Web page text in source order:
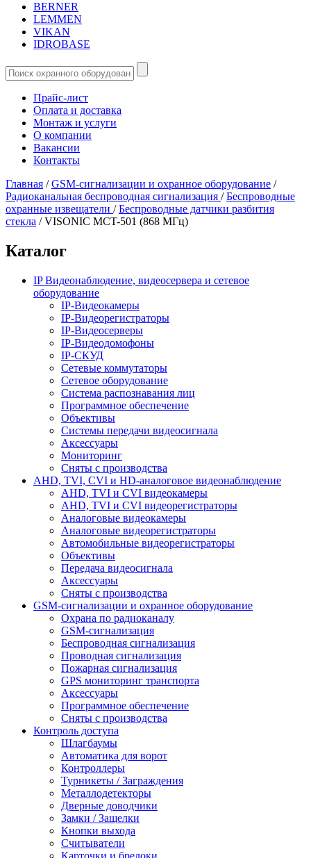
BERNER
LEMMEN
VIKAN
IDROBASE
Прайс-лист
Оплата и доставка
Монтаж и услуги
О компании
Вакансии
Контакты
Главная /GSM-сигнализации и охранное оборудование /
Радиоканальная беспроводная сигнализация /Беспроводные
охранные извещатели /Беспроводные датчики разбития
стекла /VISONIC MCT-501 (868 МГц)
Каталог
IP Видеонаблюдение, видеосервера и сетевое
оборудование
IP-Видеокамеры
IP-Видеорегистраторы
IP-Видеосерверы
IP-Видеодомофоны
IP-СКУД
Сетевые коммутаторы
Сетевое оборудование
Система распознавания лиц
Программное обеспечение
Объективы
Системы передачи видеосигнала
Аксессуары
Мониторинг
Сняты с производства
AHD, TVI, CVI и HD-аналоговое видеонаблюдение
AHD, TVI и CVI видеокамеры
AHD, TVI и CVI видеорегистраторы
Аналоговые видеокамеры
Аналоговые видеорегистраторы
Автомобильные видеорегистраторы
Объективы
Передача видеосигнала
Аксессуары
Сняты с производства
GSM-сигнализации и охранное оборудование
Охрана по радиоканалу
GSM-сигнализация
Беспроводная сигнализация
Проводная сигнализация
Пожарная сигнализация
GPS мониторинг транспорта
Аксессуары
Программное обеспечение
Сняты с производства
Контроль доступа
Шлагбаумы
Автоматика для ворот
Контроллеры
Турникеты / Заграждения
Металлодетекторы
Дверные доводчики
Замки / Защелки
Кнопки выхода
Считыватели
Карточки и брелоки